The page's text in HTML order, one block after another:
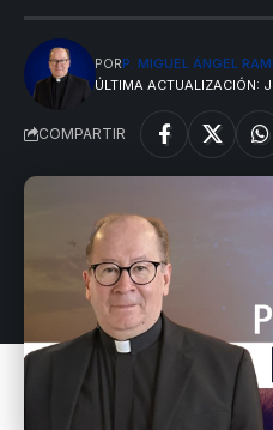
ÚLTIMA ACTUALIZACIÓN:
PORP. MIGUEL ÁNGEL
COMPARTIR